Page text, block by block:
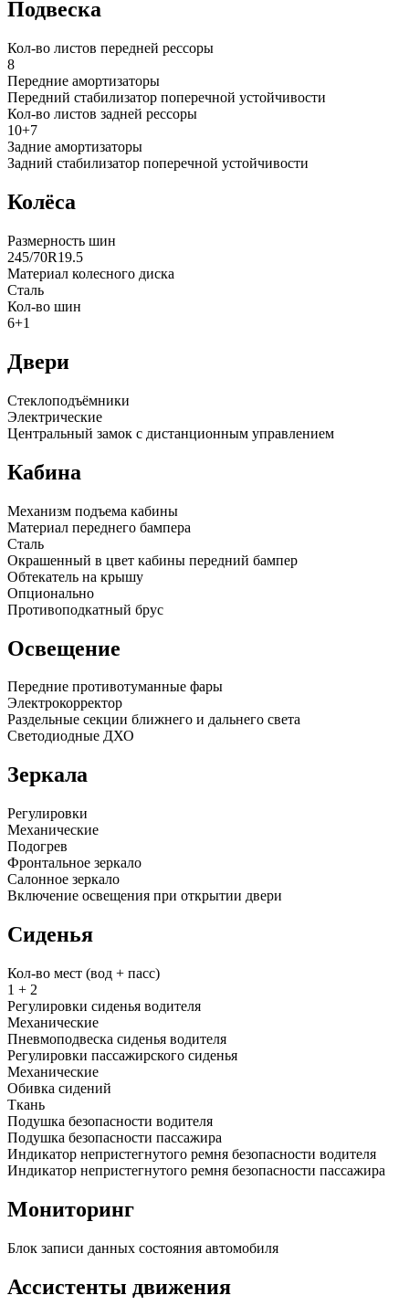
Подвеска
Кол-во листов передней рессоры
8
Передние амортизаторы
Передний стабилизатор поперечной устойчивости
Кол-во листов задней рессоры
10+7
Задние амортизаторы
Задний стабилизатор поперечной устойчивости
Колёса
Размерность шин
245/70R19.5
Материал колесного диска
Сталь
Кол-во шин
6+1
Двери
Стеклоподъёмники
Электрические
Центральный замок с дистанционным управлением
Кабина
Механизм подъема кабины
Материал переднего бампера
Сталь
Окрашенный в цвет кабины передний бампер
Обтекатель на крышу
Опционально
Противоподкатный брус
Освещение
Передние противотуманные фары
Электрокорректор
Раздельные секции ближнего и дальнего света
Светодиодные ДХО
Зеркала
Регулировки
Механические
Подогрев
Фронтальное зеркало
Салонное зеркало
Включение освещения при открытии двери
Сиденья
Кол-во мест (вод + пасс)
1 + 2
Регулировки сиденья водителя
Механические
Пневмоподвеска сиденья водителя
Регулировки пассажирского сиденья
Механические
Обивка сидений
Ткань
Подушка безопасности водителя
Подушка безопасности пассажира
Индикатор непристегнутого ремня безопасности водителя
Индикатор непристегнутого ремня безопасности пассажира
Мониторинг
Блок записи данных состояния автомобиля
Ассистенты движения